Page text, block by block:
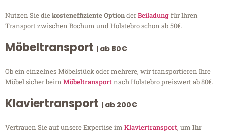
Nutzen Sie diekosteneffiziente OptionderBeiladungfür Ihren
Transport zwischen Bochum und Holstebro schon ab 50€.
Möbeltransport | ab 80€
Ob ein einzelnes Möbelstück oder mehrere, wir transportieren Ihre
Möbel sicher beim Möbeltransportnach Holstebro preiswert ab 80€.
Klaviertransport | ab 200€
Vertrauen Sie auf unsere Expertise im Klaviertransport, um Ihr